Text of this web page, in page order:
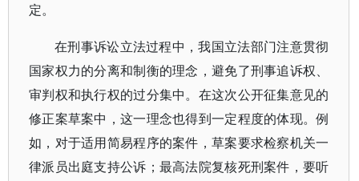
定。
在刑事诉讼立法过程中，我国立法部门注意贯彻
国家权力的分离和制衡的理念，避免了刑事追诉权、
审判权和执行权的过分集中。在这次公开征集意见的
修正案草案中，这一理念也得到一定程度的体现。例
如，对于适用简易程序的案件，草案要求检察机关一
律派员出庭支持公诉；最高法院复核死刑案件，要听